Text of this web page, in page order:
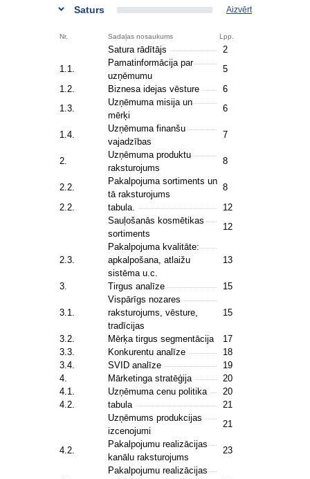
Saturs Aizvērt
Nr. Sadaļas nosaukums Lpp.
Satura rādītājs
2
1.1.
Pamatinformācija par
uzņēmumu
5
1.2.
Biznesa idejas vēsture
6
1.3.
Uzņēmuma misija un
mērķi
6
1.4.
Uzņēmuma finanšu
vajadzības
7
2.
Uzņēmuma produktu
raksturojums
8
2.2.
Pakalpojuma sortiments un
tā raksturojums
8
2.2.
tabula.
12
Sauļošanās kosmētikas
sortiments
12
2.3.
Pakalpojuma kvalitāte:
apkalpošana, atlaižu
sistēma u.c.
13
3. Tirgus analīze 15
3.1.
Vispārīgs nozares
raksturojums, vēsture,
tradīcijas
15
3.2. Mērķa tirgus segmentācija
17
3.3.
Konkurentu analīze
18
3.4.
SVID analīze
19
4.
Mārketinga stratēģija
20
4.1.
Uzņēmuma cenu politika
20
4.2.
tabula
21
Uzņēmums produkcijas
izcenojumi
21
4.2.
Pakalpojumu realizācijas
kanālu raksturojums
23
Pakalpojumu realizācijas